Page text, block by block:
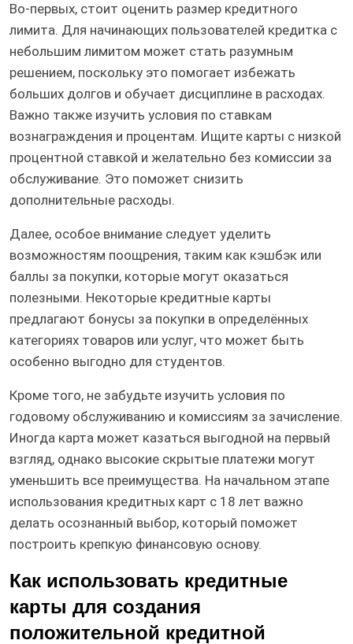
Во-первых, стоит оценить размер кредитного
лимита. Для начинающих пользователей кредитка с
небольшим лимитом может стать разумным
решением, поскольку это помогает избежать
больших долгов и обучает дисциплине в расходах.
Важно также изучить условия по ставкам
вознаграждения и процентам. Ищите карты с низкой
процентной ставкой и желательно без комиссии за
обслуживание. Это поможет снизить
дополнительные расходы.
Далее, особое внимание следует уделить
возможностям поощрения, таким как кэшбэк или
баллы за покупки, которые могут оказаться
полезными. Некоторые кредитные карты
предлагают бонусы за покупки в определённых
категориях товаров или услуг, что может быть
особенно выгодно для студентов.
Кроме того, не забудьте изучить условия по
годовому обслуживанию и комиссиям за зачисление.
Иногда карта может казаться выгодной на первый
взгляд, однако высокие скрытые платежи могут
уменьшить все преимущества. На начальном этапе
использования кредитных карт с 18 лет важно
делать осознанный выбор, который поможет
построить крепкую финансовую основу.
Как использовать кредитные
карты для создания
положительной кредитной